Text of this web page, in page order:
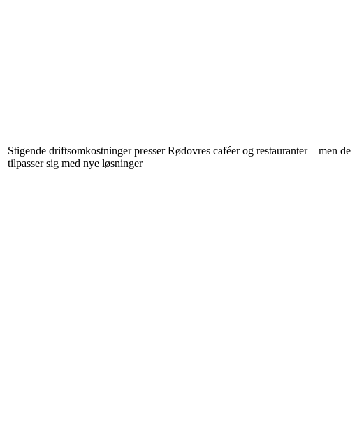
Stigende driftsomkostninger presser Rødovres caféer og restauranter – men de
tilpasser sig med nye løsninger